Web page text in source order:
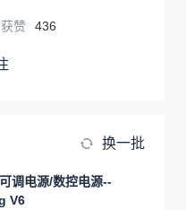
获赞 436
换一批
调电源/数控电源--
V6